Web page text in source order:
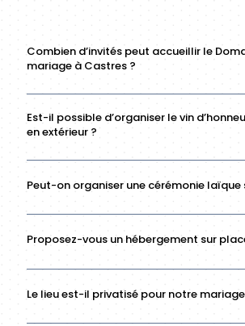
Combien d’invités peut accueillir le
mariage à Castres ?
La salle de réception accueille de 30 à 100
(ou 130 en cocktail) selon la configuration
événement.
Est-il possible d’organiser le vin
en extérieur ?
Oui, la grande terrasse ombragée est
pour un vin d’honneur, un déjeuner ou
sous les étoiles.
Peut-on organiser une cérémonie laïque
Oui, plusieurs espaces dans les terrasses
parfaitement à une cérémonie laïque dans
Proposez-vous un hébergement sur
Oui, le domaine dispose de deux gîtes
comprenant sept chambres au total et
Le lieu est-il privatisé pour notre